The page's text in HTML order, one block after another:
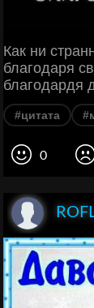
Как ни
благодаря
благодардя
#цитата
0